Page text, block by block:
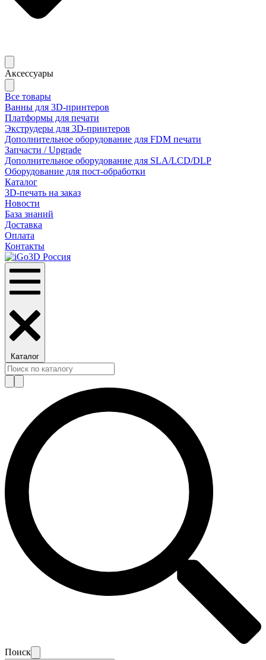
Аксессуары
Все товары
Ванны для 3D-принтеров
Платформы для печати
Экструдеры для 3D-принтеров
Дополнительное оборудование для FDM печати
Запчасти / Upgrade
Дополнительное оборудование для SLA/LCD/DLP
Оборудование для пост-обработки
Каталог
3D-печать на заказ
Новости
База знаний
Доставка
Оплата
Контакты
Каталог
Поиск